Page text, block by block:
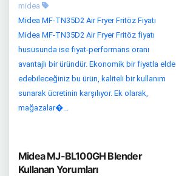
midea
Midea MF-TN35D2 Air Fryer Fritöz Fiyatı
Midea MF-TN35D2 Air Fryer Fritöz fiyatı
hususunda ise fiyat-performans oranı
avantajlı bir üründür. Ekonomik bir fiyatla elde
edebileceğiniz bu ürün, kaliteli bir kullanım
sunarak ücretinin karşılıyor. Ek olarak,
mağazalar�...
Midea MJ-BL100GH Blender
Kullanan Yorumları